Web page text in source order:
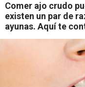
Comer ajo crudo
existen un par de
ayunas. Aquí te